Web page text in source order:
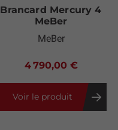
Brancard Mercury 4
MeBer
MeBer
4 790,00 €
Voir le produit